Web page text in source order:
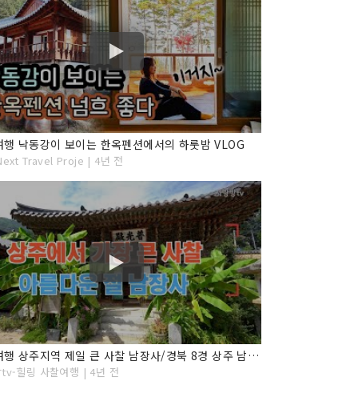
행 낙동강이 보이는 한옥펜션에서의 하룻밤 VLOG
Travel Proje | 4년 전
사찰여행 상주지역 제일 큰 사찰 남장사/경북 8경 상주 남장사/사찰탐방/상주가볼만한곳/경북사찰
tv-힐링 사찰여행 | 4년 전